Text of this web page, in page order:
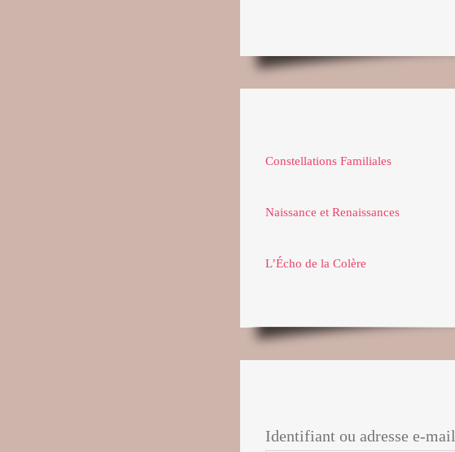
Constellations Familiales
Naissance et Renaissances
L’Écho de la Colère
Identifiant ou adresse e-mail